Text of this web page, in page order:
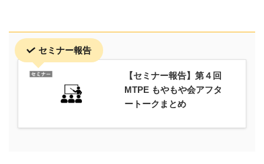
セミナー報告
【セミナー報告】第４回
MTPE もやもや会アフタ
ートークまとめ